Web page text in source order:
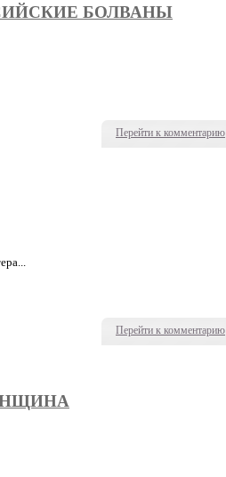
БОЛВАНЫ
Перейти к комментарию
Перейти к комментарию